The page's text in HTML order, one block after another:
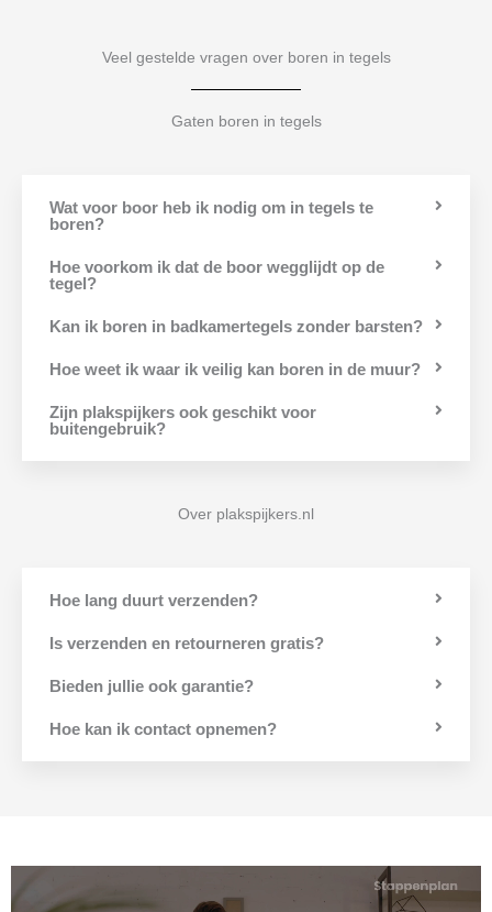
Veel gestelde vragen over boren in tegels
Gaten boren in tegels
Wat voor boor heb ik nodig om in tegels te
boren?
Hoe voorkom ik dat de boor wegglijdt op de
tegel?
Kan ik boren in badkamertegels zonder barsten?
Hoe weet ik waar ik veilig kan boren in de muur?
Zijn plakspijkers ook geschikt voor
buitengebruik?
Over plakspijkers.nl
Hoe lang duurt verzenden?
Is verzenden en retourneren gratis?
Bieden jullie ook garantie?
Hoe kan ik contact opnemen?